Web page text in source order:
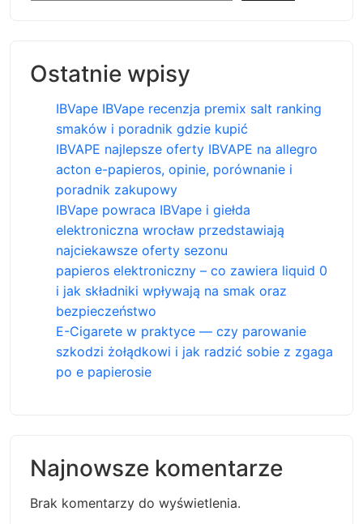
Ostatnie wpisy
IBVape IBVape recenzja premix salt ranking
smaków i poradnik gdzie kupić
IBVAPE najlepsze oferty IBVAPE na allegro
acton e-papieros, opinie, porównanie i
poradnik zakupowy
IBVape powraca IBVape i giełda
elektroniczna wrocław przedstawiają
najciekawsze oferty sezonu
papieros elektroniczny – co zawiera liquid 0
i jak składniki wpływają na smak oraz
bezpieczeństwo
E-Cigarete w praktyce — czy parowanie
szkodzi żołądkowi i jak radzić sobie z zgaga
po e papierosie
Najnowsze komentarze
Brak komentarzy do wyświetlenia.